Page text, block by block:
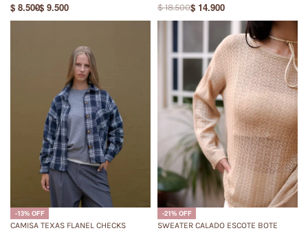
$ 8.500$ 9.500 $18.500$ 14.900
-13% OFF
CAMISA TEXAS FLANEL CHECKS
-21% OFF
SWEATER CALADO ESCOTE BOTE